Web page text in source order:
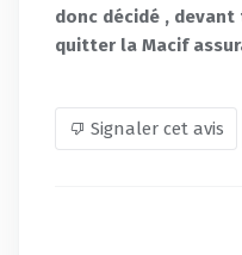
donc décidé ,
quitter la Macif
Signaler cet avis